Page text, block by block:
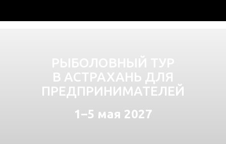
РЫБОЛОВНЫЙ ТУР
В АСТРАХАНЬ ДЛЯ
ПРЕДПРИНИМАТЕЛЕЙ
1–5 мая 2027